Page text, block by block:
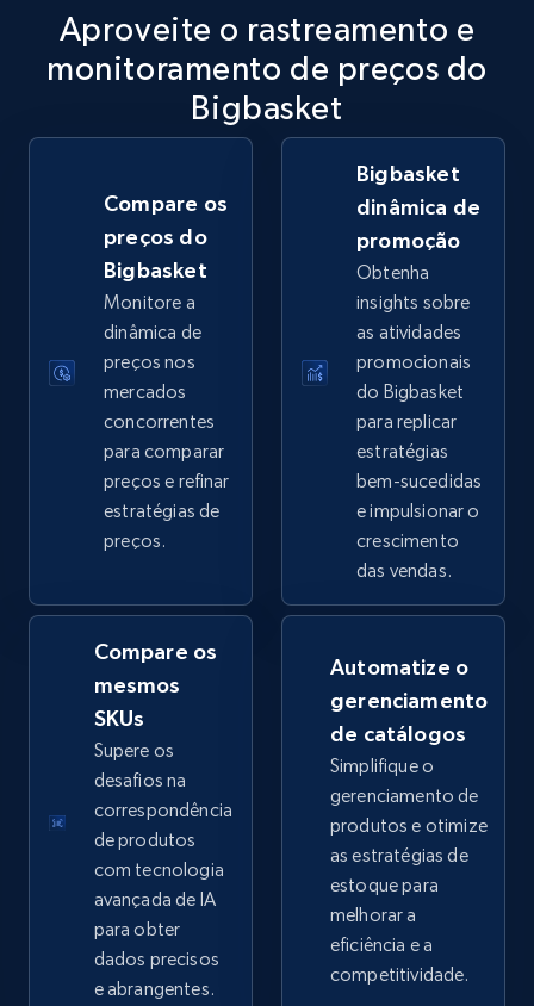
URL, Product id, Title, Seller name, Seller rating,
Seller reviews, Breadcrumbs, Root category, and
more.
2.5K+ 359+ Comece agora
eBay - Gather data on products using
specified keywords
URL, Product id, Title, Seller name, Seller rating,
Seller reviews, Breadcrumbs, Root category, and
more.
Comece agora
eBay - Collect products from shops on eBay
URL, Product id, Title, Seller name, Seller rating,
Seller reviews, Breadcrumbs, Root category, and
more.
2.5K+ Comece agora
eBay - Collect records by category
URL, Product id, Title, Seller name, Seller rating,
Seller reviews, Breadcrumbs, Root category, and
2.5K+ 359+ Comece agora
Aproveite o rastreamento e
monitoramento de preços do
Bigbasket
Compare os
preços do
Bigbasket
Monitore a
dinâmica de
preços nos
mercados
concorrentes
para comparar
preços e refinar
estratégias de
preços.
Bigbasket
dinâmica de
promoção
Obtenha
insights sobre
as atividades
promocionais
do Bigbasket
para replicar
estratégias
bem-sucedidas
e impulsionar o
crescimento
das vendas.
Compare os
mesmos
SKUs
Supere os
desafios na
correspondência
de produtos
com tecnologia
avançada de IA
para obter
dados precisos
e abrangentes.
Automatize o
gerenciamento
de catálogos
Simplifique o
gerenciamento de
produtos e otimize
as estratégias de
estoque para
melhorar a
eficiência e a
competitividade.